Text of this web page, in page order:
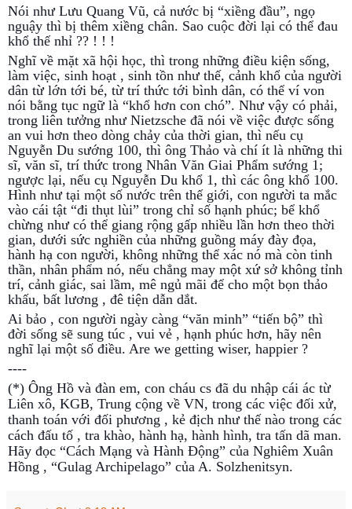
Nói như Lưu Quang Vũ, cả nước bị “xiềng đầu”, ngọ
nguậy thì bị thêm xiềng chân. Sao cuộc đời lại có thể đau
khổ thế nhỉ ?? ! ! !
Nghĩ về mặt xã hội học, thì trong những điều kiện sống,
làm việc, sinh hoạt , sinh tồn như thế, cảnh khổ của người
dân từ lớn tới bé, từ trí thức tới bình dân, có thể ví von
nói bằng tục ngữ là “khổ hơn con chó”. Như vậy có phải,
trong liên tưởng như Nietzsche đã nói về việc được sống
an vui hơn theo dòng chảy của thời gian, thì nếu cụ
Nguyễn Du sướng 100, thì ông Thảo và chí ít là những thi
sĩ, văn sĩ, trí thức trong Nhân Văn Giai Phẩm sướng 1;
ngược lại, nếu cụ Nguyễn Du khổ 1, thì các ông khổ 100.
Hình như tại một số nước trên thế giới, con người ta mắc
vào cái tật “đi thụt lùi” trong chỉ số hạnh phúc; bể khổ
chừng như có thể giang rộng gấp nhiều lần hơn theo thời
gian, dưới sức nghiền của những guồng máy đày đọa,
hành hạ con người, không những thể xác nó mà còn tinh
thần, nhân phẩm nó, nếu chẳng may một xứ sở không tỉnh
trí, cảnh giác, sai lầm, mê ngủ mãi để cho một bọn thảo
khấu, bất lương , đê tiện dẫn dắt.
Ai bảo , con người ngày càng “văn minh” “tiến bộ” thì
đời sống sẽ sung túc , vui vẻ , hạnh phúc hơn, hãy nên
nghĩ lại một số điều. Are we getting wiser, happier ?
----
(*) Ông Hồ và đàn em, con cháu cs đã du nhập cái ác từ
Liên xô, KGB, Trung cộng về VN, trong các việc đối xử,
thanh toán với đối phương , kẻ địch như thế nào trong các
cách đấu tố , tra khào, hành hạ, hành hình, tra tấn dã man.
Hãy đọc “Cách Mạng và Hành Động” của Nghiêm Xuân
Hồng , “Gulag Archipelago” của A. Solzhenitsyn.